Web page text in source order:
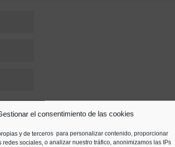
el consentimiento de las cookies
y de terceros para personalizar contenido, proporcionar
redes sociales, o analizar nuestro tráfico, anonimizamos las IPs
que comente.